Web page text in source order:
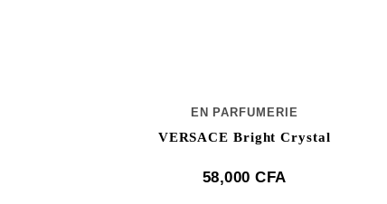
EN PARFUMERIE
VERSACE Bright Crystal
58,000CFA